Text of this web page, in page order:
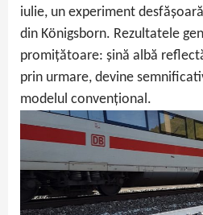
iulie, un experiment
din Königsborn. Rezultatele
promițătoare: șină albă
prin urmare, devine
modelul convențional.